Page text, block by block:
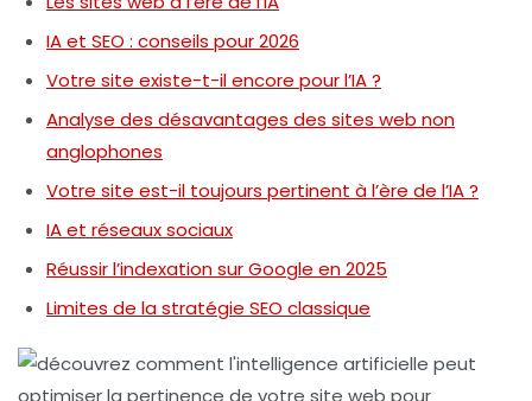
IA et SEO : conseils pour 2026
Votre site existe-t-il encore pour l’IA ?
Analyse des désavantages des sites web non
anglophones
Votre site est-il toujours pertinent à l’ère de l’IA ?
IA et réseaux sociaux
Réussir l’indexation sur Google en 2025
Limites de la stratégie SEO classique